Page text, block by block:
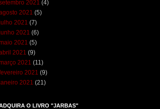
2021 (4)
2021 (5)
2021 (7)
2021 (6)
2021 (5)
2021 (9)
2021 (11)
2021 (9)
2021 (21)
O LIVRO "JARBAS"